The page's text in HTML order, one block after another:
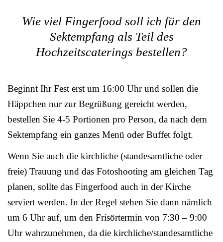
Wie viel Fingerfood soll ich für den
Sektempfang als Teil des
Hochzeitscaterings bestellen?
Beginnt Ihr Fest erst um 16:00 Uhr und sollen die
Häppchen nur zur Begrüßung gereicht werden,
bestellen Sie 4-5 Portionen pro Person, da nach dem
Sektempfang ein ganzes Menü oder Buffet folgt.
Wenn Sie auch die kirchliche (standesamtliche oder
freie) Trauung und das Fotoshooting am gleichen Tag
planen, sollte das Fingerfood auch in der Kirche
serviert werden. In der Regel stehen Sie dann nämlich
um 6 Uhr auf, um den Frisörtermin von 7:30 – 9:00
Uhr wahrzunehmen, da die kirchliche/standesamtliche